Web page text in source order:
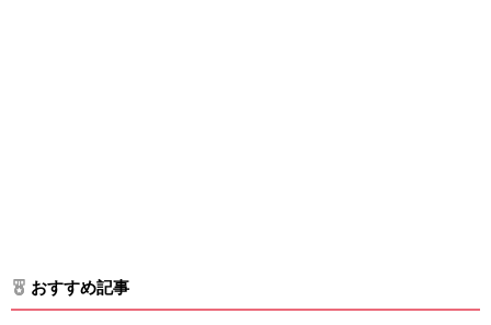
おすすめ記事